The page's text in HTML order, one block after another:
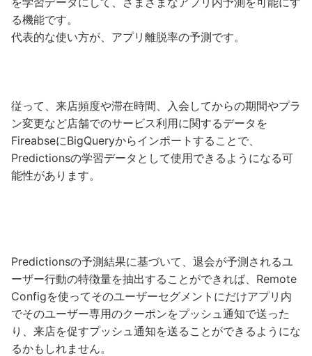
る機能です。
代表的な使い方が、アプリ離脱率の予測です。
従って、来店頻度や滞在時間、入会してからの期間やプラ
ン変更など店舗でのサービス利用に関するデータを
FireabseにBigQueryからインポートすることで、
Predictionsの学習データとして使用できるようになる可
能性があります。
Predictionsの予測結果に基づいて、退会が予測されるユ
ーザー行動の特徴量を抽出することができれば、Remote
Configを使ってそのユーザーセグメントにだけアプリ内
でそのユーザー専用のクーポンをプッシュ通知で送った
り、来店を促すプッシュ通知を送ることができるようにな
るかもしれません。